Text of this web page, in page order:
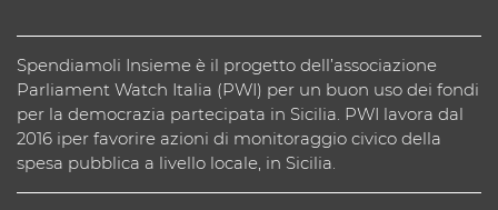
Spendiamoli Insieme è il progetto dell’associazione
Parliament Watch Italia (PWI) per un buon uso dei fondi
per la democrazia partecipata in Sicilia. PWI lavora dal
2016 iper favorire azioni di monitoraggio civico della
spesa pubblica a livello locale, in Sicilia.